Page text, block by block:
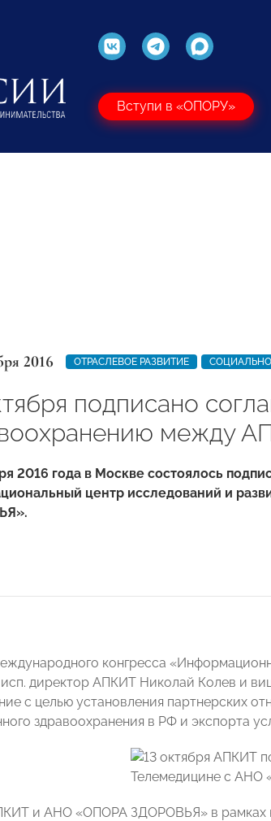
Вступи в «ОПОРУ»
2016 ОТРАСЛЕВОЕ РАЗВИТИЕ
подписано
между
2016 года в Москве состоялось
центр исследований и
конгресса
исп. директор АПКИТ Николай Колев и
с целью установления партнерских
здравоохранения в РФ и экспорта
и АНО «ОПОРА ЗДОРОВЬЯ» в рамках